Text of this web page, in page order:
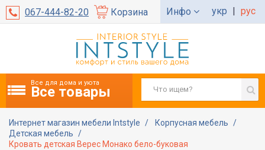
067-444-82-20 Корзина Инфо укр | рус
Все для дома и уюта
Все товары
Интернет магазин мебели Intstyle
Корпусная мебель
Детская мебель
Кровать детская Верес Монако бело-буковая